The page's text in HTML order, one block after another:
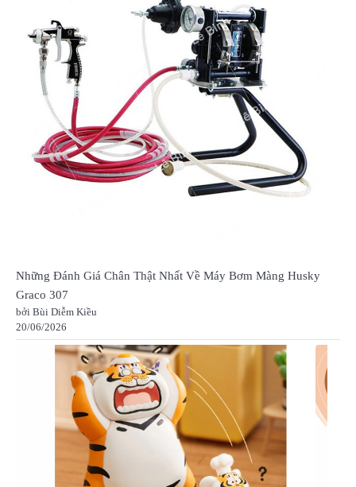
Những Đánh Giá Chân Thật Nhất Về Máy Bơm Màng Husky
Graco 307
bởi Bùi Diễm Kiều
20/06/2026